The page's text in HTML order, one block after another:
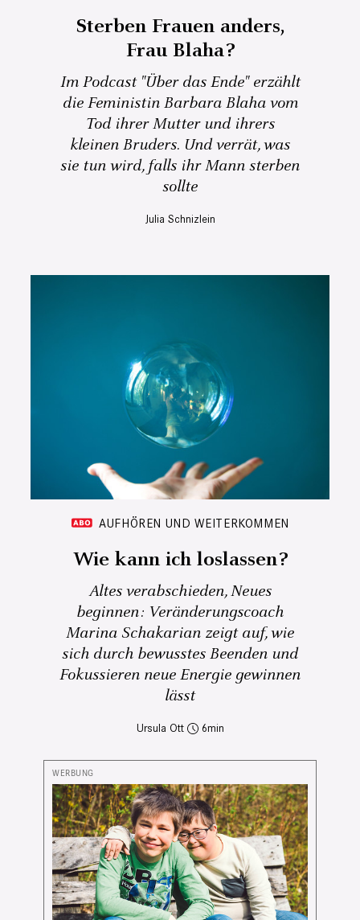
Sterben Frauen anders,
Frau Blaha?
Im Podcast "Über das Ende" erzählt
die Feministin Barbara Blaha vom
Tod ihrer Mutter und ihrers
kleinen Bruders. Und verrät, was
sie tun wird, falls ihr Mann sterben
sollte
Julia Schnizlein
AUFHÖREN UND WEITERKOMMEN
Wie kann ich loslassen?
Altes verabschieden, Neues
beginnen: Veränderungscoach
Marina Schakarian zeigt auf, wie
sich durch bewusstes Beenden und
Fokussieren neue Energie gewinnen
lässt
Ursula Ott 6